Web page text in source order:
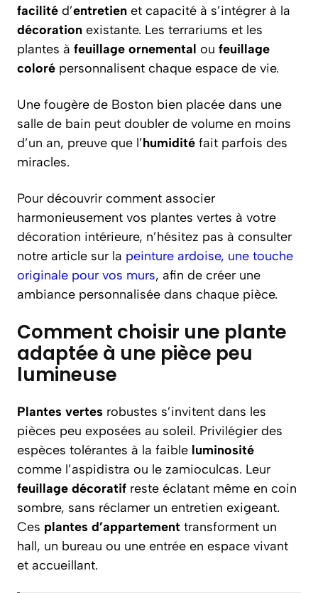
facilité d’entretien et capacité à s’intégrer à la
décoration existante. Les terrariums et les
plantes à feuillage ornemental ou feuillage
coloré personnalisent chaque espace de vie.
Une fougère de Boston bien placée dans une
salle de bain peut doubler de volume en moins
d’un an, preuve que l’humidité fait parfois des
miracles.
Pour découvrir comment associer
harmonieusement vos plantes vertes à votre
décoration intérieure, n’hésitez pas à consulter
notre article sur la peinture ardoise, une touche
originale pour vos murs, afin de créer une
ambiance personnalisée dans chaque pièce.
Comment choisir une plante
adaptée à une pièce peu
lumineuse
Plantes vertes robustes s’invitent dans les
pièces peu exposées au soleil. Privilégier des
espèces tolérantes à la faible luminosité
comme l’aspidistra ou le zamioculcas. Leur
feuillage décoratif reste éclatant même en coin
sombre, sans réclamer un entretien exigeant.
Ces plantes d’appartement transforment un
hall, un bureau ou une entrée en espace vivant
et accueillant.